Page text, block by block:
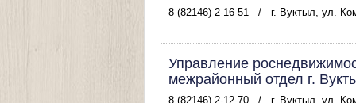
8 (82146) 2-16-51 / г. Вуктыл, ул.
Управление
межрайонный отдел г.
8 (82146) 2-12-70 / г. Вуктыл, ул.